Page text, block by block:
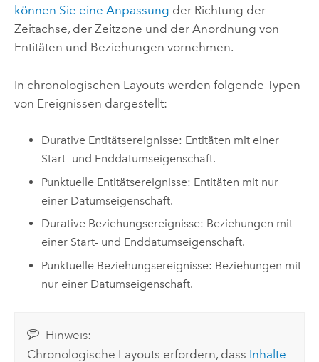
können Sie eine Anpassung der Richtung der
Zeitachse, der Zeitzone und der Anordnung von
Entitäten und Beziehungen vornehmen.
In chronologischen Layouts werden folgende Typen
von Ereignissen dargestellt:
Durative Entitätsereignisse: Entitäten mit einer
Start- und Enddatumseigenschaft.
Punktuelle Entitätsereignisse: Entitäten mit nur
einer Datumseigenschaft.
Durative Beziehungsereignisse: Beziehungen mit
einer Start- und Enddatumseigenschaft.
Punktuelle Beziehungsereignisse: Beziehungen mit
nur einer Datumseigenschaft.
Hinweis:
Chronologische Layouts erfordern, dass Inhalte